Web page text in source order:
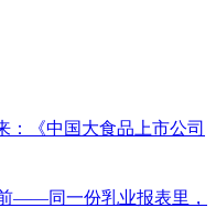
——同一份乳业报表里，